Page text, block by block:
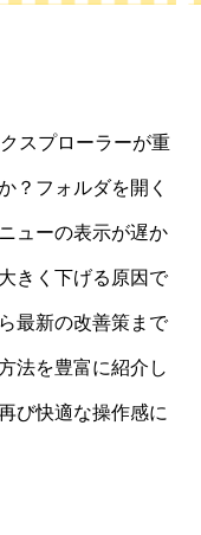
スプローラーが重
？フォルダを開く
ューの表示が遅か
きく下げる原因で
最新の改善策まで
法を豊富に紹介し
び快適な操作感に